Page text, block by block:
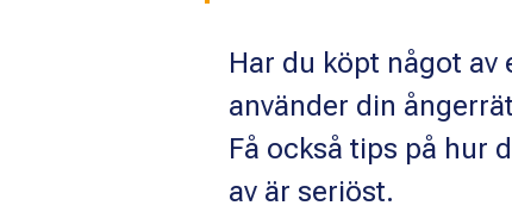
Har du köpt något av
använder din
Få också tips på hur
av är seriöst.